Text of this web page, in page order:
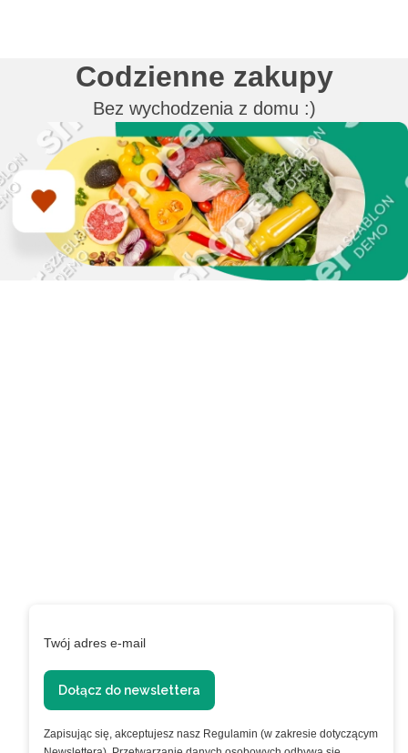
Codzienne zakupy
Bez wychodzenia z domu :)
Twój adres e-mail
Dołącz do newslettera
Zapisując się, akceptujesz nasz Regulamin (w zakresie dotyczącym